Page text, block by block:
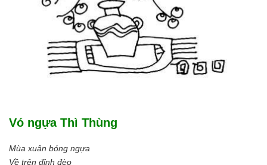
Vó ngựa Thì Thùng
Mùa xuân bóng ngựa
Về trên đỉnh đèo